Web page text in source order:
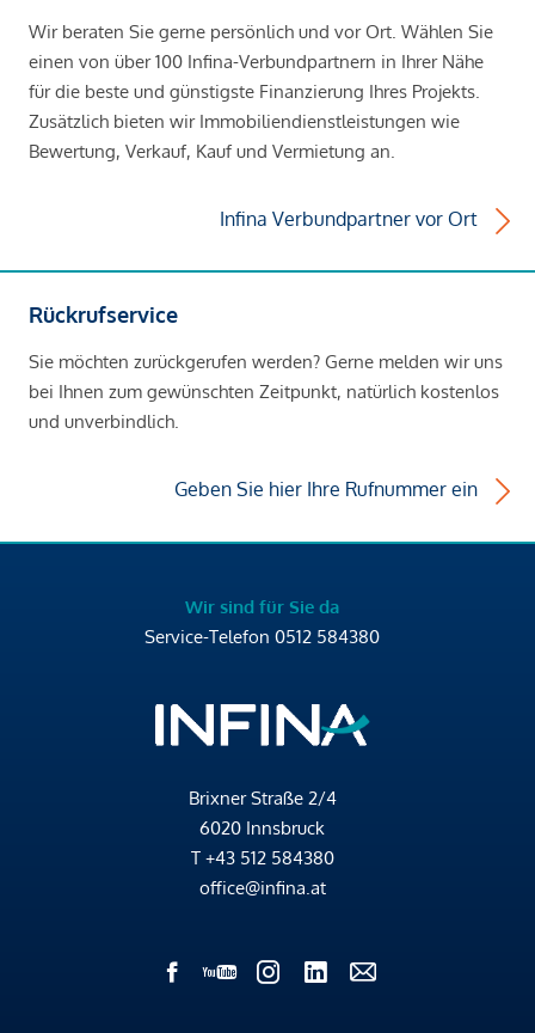
Wir beraten Sie gerne persönlich und vor Ort. Wählen Sie
einen von über 100 Infina-Verbundpartnern in Ihrer Nähe
für die beste und günstigste Finanzierung Ihres Projekts.
Zusätzlich bieten wir Immobiliendienstleistungen wie
Bewertung, Verkauf, Kauf und Vermietung an.
Infina Verbundpartner vor Ort
Rückrufservice
Sie möchten zurückgerufen werden? Gerne melden wir uns
bei Ihnen zum gewünschten Zeitpunkt, natürlich kostenlos
und unverbindlich.
Geben Sie hier Ihre Rufnummer ein
Wir sind für Sie da
Service-Telefon 0512 584380
Brixner Straße 2/4
6020 Innsbruck
T +43 512 584380
office@infina.at